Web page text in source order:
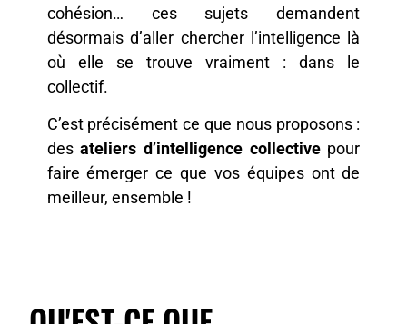
cohésion… ces sujets demandent
désormais d’aller chercher l’intelligence là
où elle se trouve vraiment : dans le
collectif.
C’est précisément ce que nous proposons :
desateliers d’intelligence collectivepour
faire émerger ce que vos équipes ont de
meilleur, ensemble !